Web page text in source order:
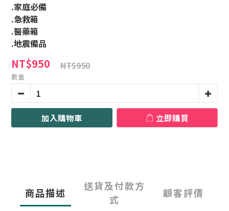
.家庭必備
.急救箱
.醫藥箱
.地震備品
NT$950 NT$950
數量
加入購物車 立即購買
商品描述
送貨及付款方
式
顧客評價